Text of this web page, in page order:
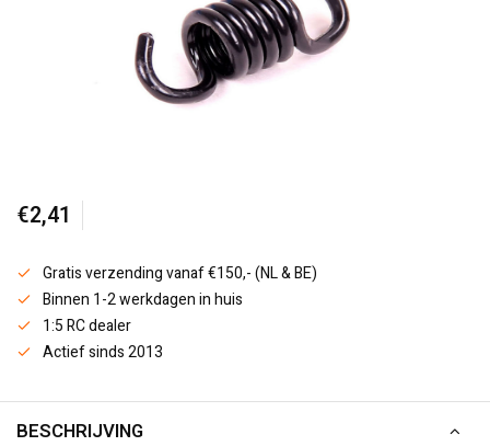
€2,41
Gratis verzending vanaf €150,- (NL & BE)
Binnen 1-2 werkdagen in huis
1:5 RC dealer
Actief sinds 2013
BESCHRIJVING